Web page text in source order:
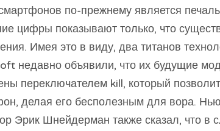
по-прежнему является
цифры показывают только, что
Имея это в виду, два титанов
недавно объявили, что их будущие
переключателем kill, который
делая его бесполезным для вора.
Эрик Шнейдерман также сказал, что в